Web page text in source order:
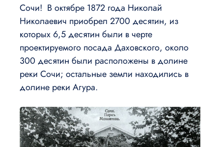
Сочи! В октябре 1872 года Николай
Николаевич приобрел 2700 десятин, из
которых 6,5 десятин были в черте
проектируемого посада Даховского, около
300 десятин были расположены в долине
реки Сочи; остальные земли находились в
долине реки Агура.